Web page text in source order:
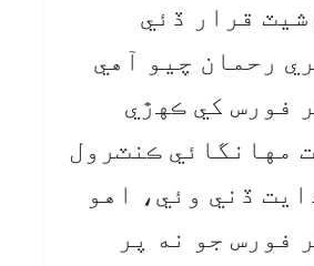
شيٽ قرار ڏئي
رحمان چيو آهي
فورس کي ڪهڙي
مهانگائي ڪنٽرول
ڏني وئي، اهو
فورس جو نه پر